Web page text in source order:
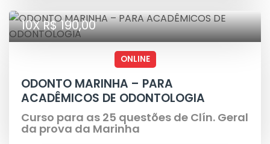
10X R$ 190,00
ONLINE
ODONTO MARINHA – PARA
ACADÊMICOS DE ODONTOLOGIA
Curso para as 25 questões de Clín. Geral
da prova da Marinha